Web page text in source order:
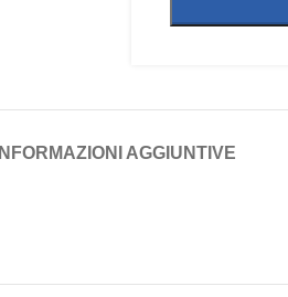
INFORMAZIONI AGGIUNTIVE